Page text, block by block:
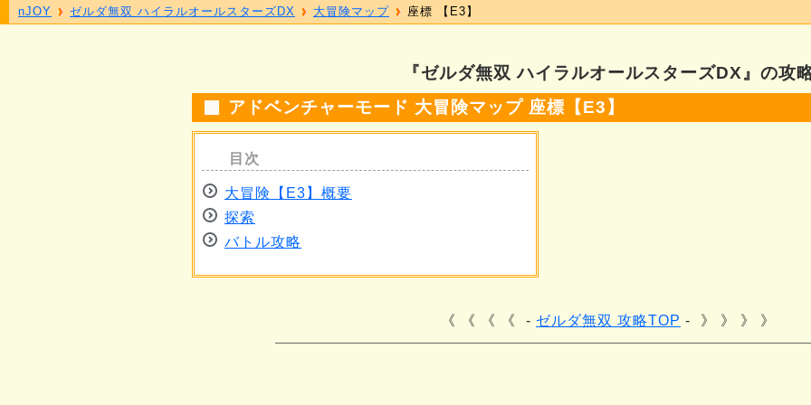
『ゼルダ無双 ハイラルオールスターズDX』の攻
アドベンチャーモード 大冒険マップ 座標【E3】
大冒険【E3】概要
探索
バトル攻略
《 《 《 ゼルダ無双 攻略TOP 》 》 》
nJOY ゼルダ無双 ハイラルオールスターズDX 大冒険マップ 座標 【E3】